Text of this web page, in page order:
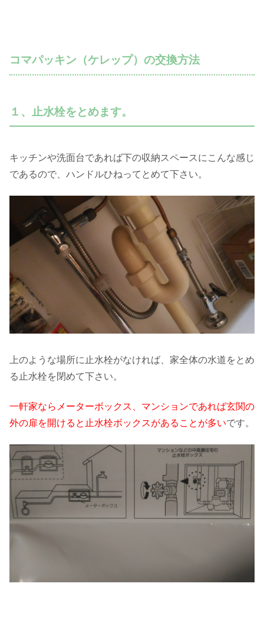
コマパッキン（ケレップ）の交換方法
１、止水栓をとめます。
キッチンや洗面台であれば下の収納スペースにこんな感じ
であるので、ハンドルひねってとめて下さい。
上のような場所に止水栓がなければ、家全体の水道をとめ
る止水栓を閉めて下さい。
一軒家ならメーターボックス、マンションであれば玄関の
外の扉を開けると止水栓ボックスがあることが多いです。